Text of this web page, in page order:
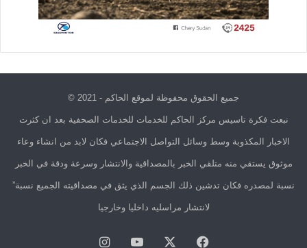
جميع الحقوق محفوظة لموقع الحاكم - 2021 ©
نبعت فكرة تاسيس مركز الحاكم للخدمات للخدمات الصحفية بعد ان كثرت
الاخبار المكذوبة وسط وسائل التواصل الاجتماعي فكان لابد من انشاء وعاء
موثوق يستقي منه متلقي الخبر بالمصداقية والانتشار وسرعة ودقة في الخبر
نسبة لمصدره فكان تدشين ذلك الجسم الذي يثق في مصداقيته الجميع نسبة”
لانتشار مراسليه داخليا وخارجيا
فيسبوك يوتيوبانستقرام